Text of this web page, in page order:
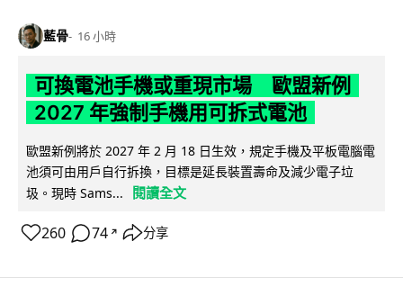
藍骨 16 小時
可換電池手機或重現市場 歐盟新例
2027 年強制手機用可拆式電池
歐盟新例將於 2027 年 2 月 18 日生效，規定手機及平板電腦電
池須可由用戶自行拆換，目標是延長裝置壽命及減少電子垃
圾。現時 Sams...
閱讀全文
260 74 ↗ 分享